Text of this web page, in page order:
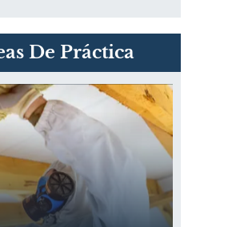
De Práctica
Cloruro de polivinilo
Exposición